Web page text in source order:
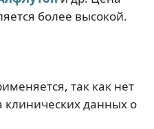
более высокой.
так как нет
клинических данных о